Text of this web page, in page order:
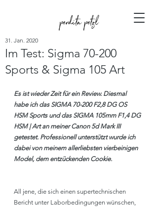
Im Test: Sigma 70-200
Sports & Sigma 105 Art
31. Jan. 2020
Es ist wieder Zeit für ein Review. Diesmal
habe ich das SIGMA 70-200 F2,8 DG OS
HSM Sports und das SIGMA 105mm F1,4 DG
HSM | Art an meiner Canon 5d Mark III
getestet. Professionell unterstützt wurde ich
dabei von meinem allerliebsten vierbeinigen
Model, dem entzückenden Cookie.
All jene, die sich einen supertechnischen
Bericht unter Laborbedingungen wünschen,